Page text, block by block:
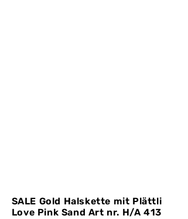
SALE Gold Halskette mit Plättli
Love Pink Sand Art nr. H/A 413